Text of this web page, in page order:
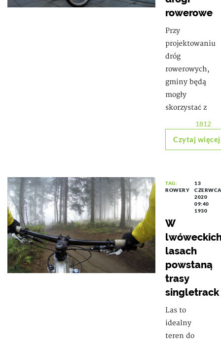
rowerowe
Przy
projektowaniu
dróg
rowerowych,
gminy będą
mogły
skorzystać z
1812
Czytaj więcej
TAG:
ROWERY
13
CZERWCA
2020
09:40
1930
W
lasach
powstaną
trasy
singletrack
Las to
idealny
teren do